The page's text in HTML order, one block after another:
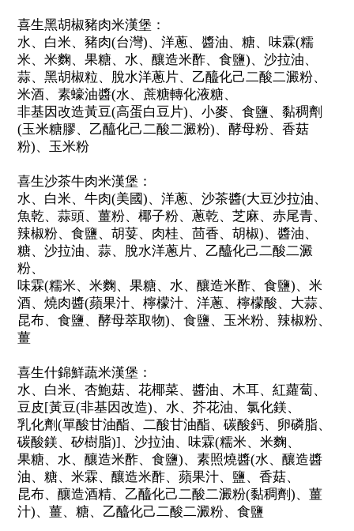
喜生黑胡椒豬肉米漢堡：
水、白米、豬肉(台灣)、洋蔥、醬油、糖、味霖(糯
米、米麴、果糖、水、釀造米酢、食鹽)、沙拉油、
蒜、黑胡椒粒、脫水洋蔥片、乙醯化己二酸二澱粉、
米酒、素蠔油醬(水、蔗糖轉化液糖、
非基因改造黃豆(高蛋白豆片)、小麥、食鹽、黏稠劑
(玉米糖膠、乙醯化己二酸二澱粉)、酵母粉、香菇
粉)、玉米粉
喜生沙茶牛肉米漢堡：
水、白米、牛肉(美國)、洋蔥、沙茶醬(大豆沙拉油、
魚乾、蒜頭、薑粉、椰子粉、蔥乾、芝麻、赤尾青、
辣椒粉、食鹽、胡荽、肉桂、茴香、胡椒)、醬油、
糖、沙拉油、蒜、脫水洋蔥片、乙醯化己二酸二澱
粉、
味霖(糯米、米麴、果糖、水、釀造米酢、食鹽)、米
酒、燒肉醬(蘋果汁、檸檬汁、洋蔥、檸檬酸、大蒜、
昆布、食鹽、酵母萃取物)、食鹽、玉米粉、辣椒粉、
薑
喜生什錦鮮蔬米漢堡：
水、白米、杏鮑菇、花椰菜、醬油、木耳、紅蘿蔔、
豆皮[黃豆(非基因改造)、水、芥花油、氯化鎂、
乳化劑(單酸甘油酯、二酸甘油酯、碳酸鈣、卵磷脂、
碳酸鎂、矽樹脂)]、沙拉油、味霖(糯米、米麴、
果糖、水、釀造米酢、食鹽)、素照燒醬(水、釀造醬
油、糖、米霖、釀造米酢、蘋果汁、鹽、香菇、
昆布、釀造酒精、乙醯化己二酸二澱粉(黏稠劑)、薑
汁)、薑、糖、乙醯化己二酸二澱粉、食鹽